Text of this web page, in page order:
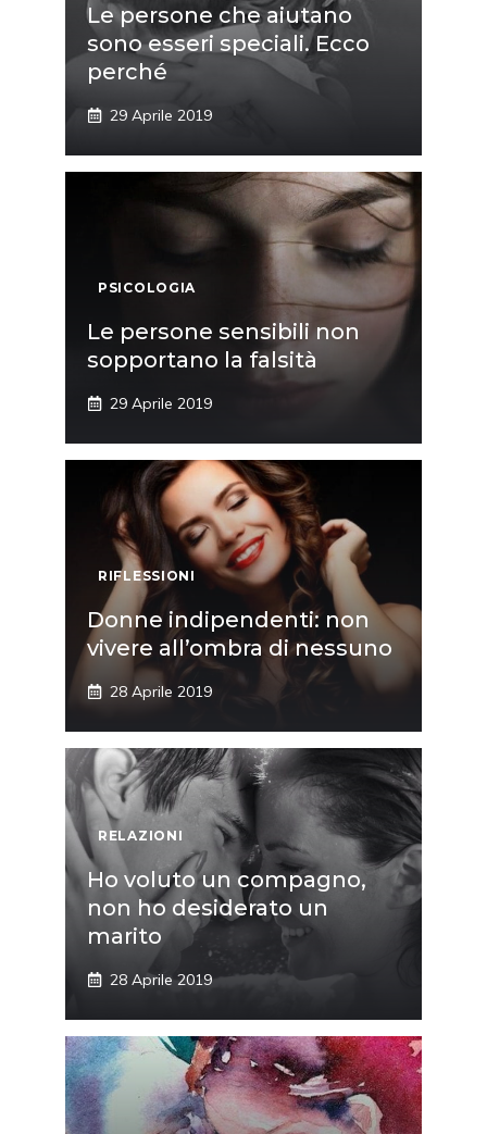
Le persone che aiutano
sono esseri speciali. Ecco
perché
29 Aprile 2019
PSICOLOGIA
Le persone sensibili non
sopportano la falsità
29 Aprile 2019
RIFLESSIONI
Donne indipendenti: non
vivere all’ombra di nessuno
28 Aprile 2019
RELAZIONI
Ho voluto un compagno,
non ho desiderato un
marito
28 Aprile 2019